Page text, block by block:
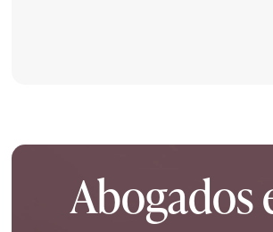
Abogados